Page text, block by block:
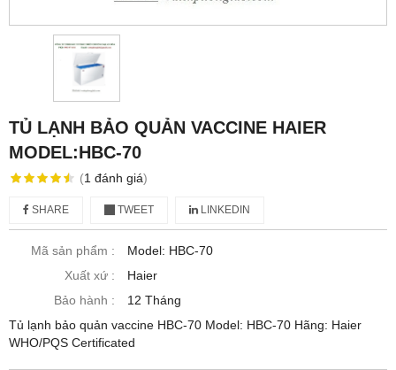
TỦ LẠNH BẢO QUẢN VACCINE HAIER
MODEL:HBC-70
(1 đánh giá)
SHARE TWEET LINKEDIN
Mã sản phẩm :
Model: HBC-70
Xuất xứ :
Haier
Bảo hành :
12 Tháng
Tủ lạnh bảo quản vaccine HBC-70 Model: HBC-70 Hãng: Haier
WHO/PQS Certificated